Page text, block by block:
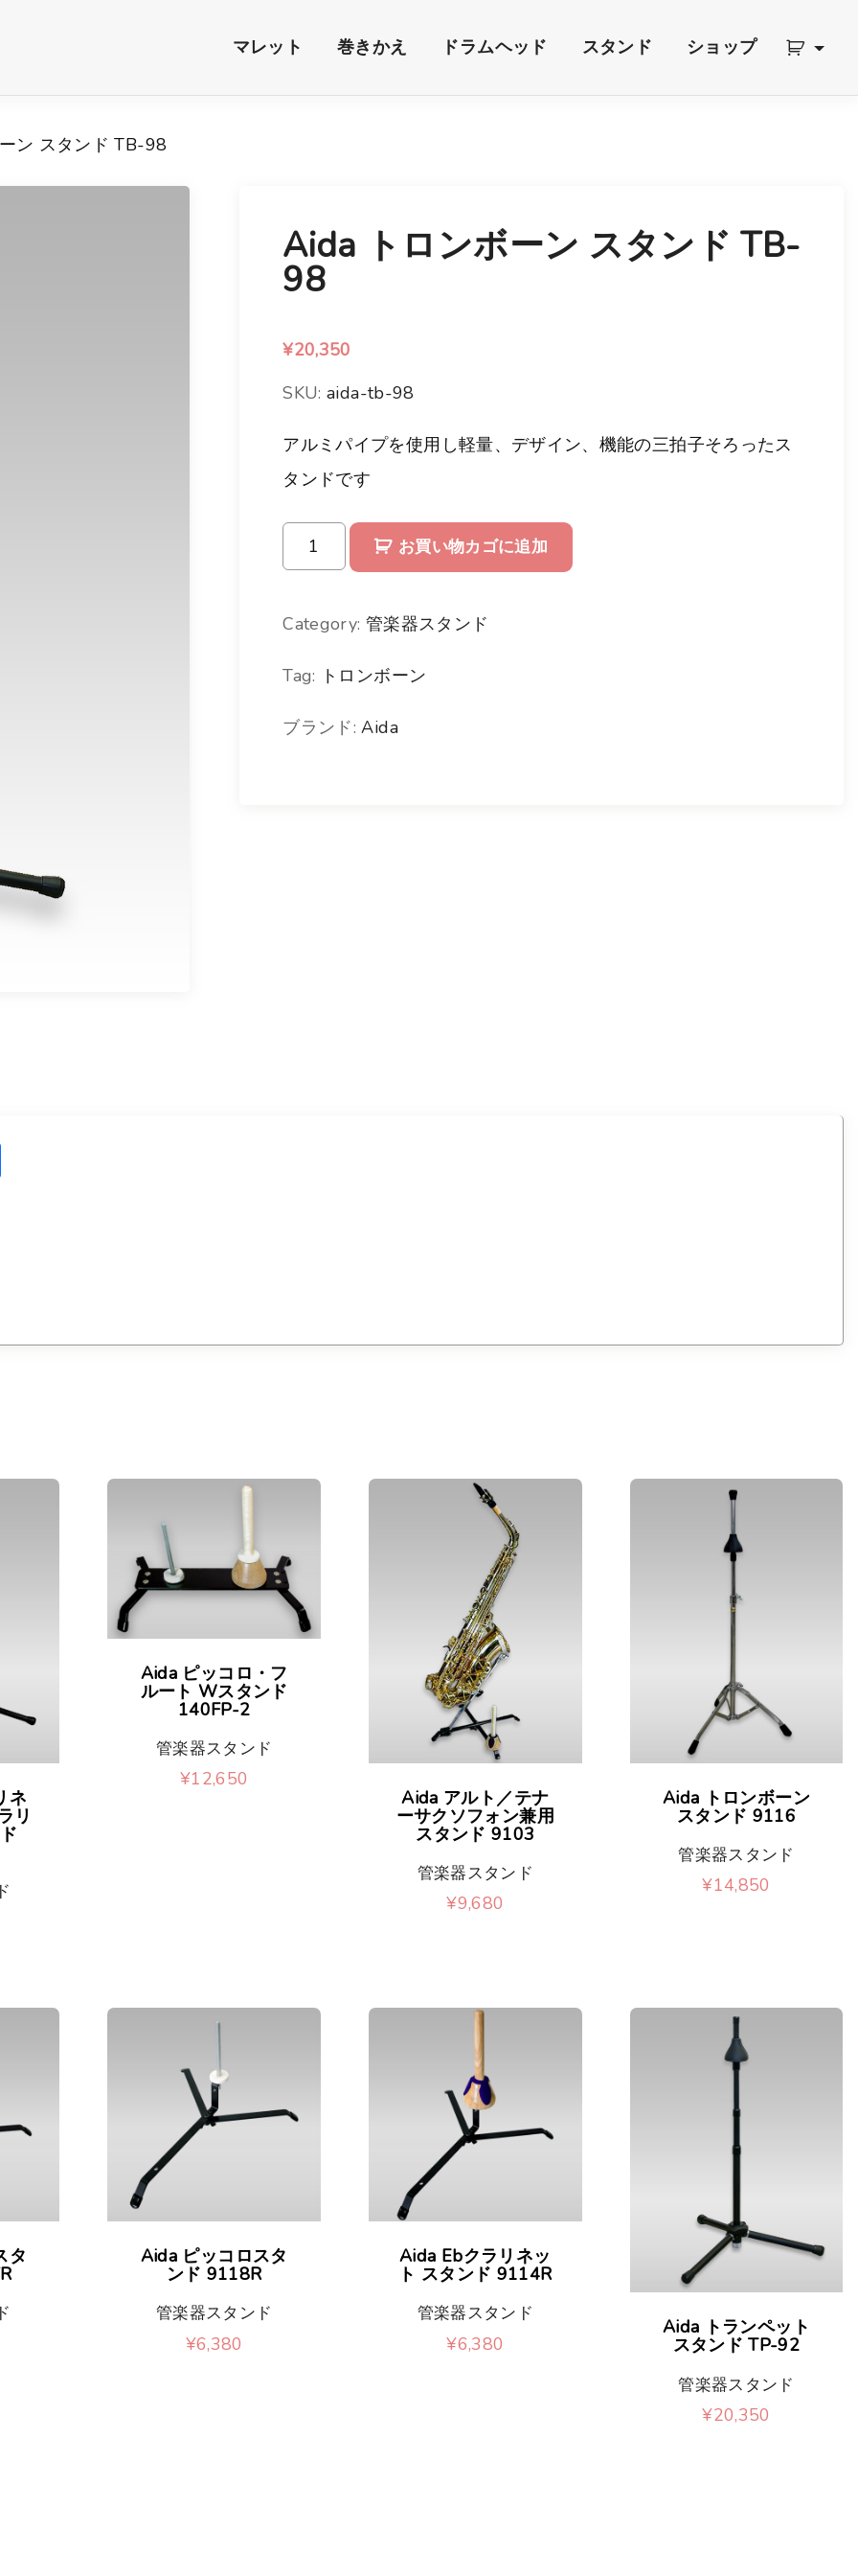
マレット 巻きかえ ドラムヘッド スタンド ショップ
ン スタンド TB-98
Aida トロンボーン スタンド TB-
98
¥20,350
SKU:aida-tb-98
アルミパイプを使用し軽量、デザイン、機能の三拍子そろったス
タンドです
i
ト
お買い物カゴに追加
Category: 管楽器スタンド
Tag: トロンボーン
ブランド:Aida
ネ
リ
Aida ピッコロ・フ
ルート Wスタンド
140FP-2
管楽器スタンド
¥12,650
Aida アルト／テナ
ーサクソフォン兼用
スタンド 9103
管楽器スタンド
¥9,680
Aida トロンボーン
スタンド 9116
管楽器スタンド
¥14,850
タ Aida ピッコロスタ
ンド 9118R
管楽器スタンド
¥6,380
Aida Ebクラリネッ
ト スタンド 9114R
管楽器スタンド
¥6,380
Aida トランペット
スタンド TP-92
管楽器スタンド
¥20,350